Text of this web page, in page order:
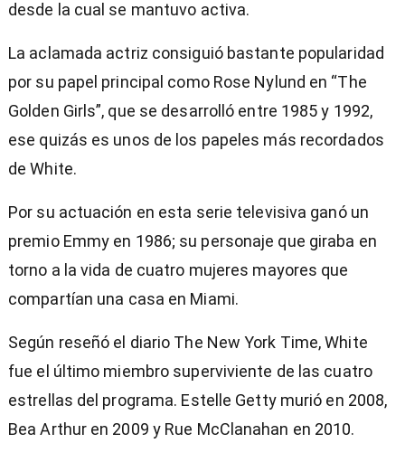
desde la cual se mantuvo activa.
La aclamada actriz consiguió bastante popularidad
por su papel principal como Rose Nylund en “The
Golden Girls”, que se desarrolló entre 1985 y 1992,
ese quizás es unos de los papeles más recordados
de White.
Por su actuación en esta serie televisiva ganó un
premio Emmy en 1986; su personaje que giraba en
torno a la vida de cuatro mujeres mayores que
compartían una casa en Miami.
Según reseñó el diario The New York Time, White
fue el último miembro superviviente de las cuatro
estrellas del programa. Estelle Getty murió en 2008,
Bea Arthur en 2009 y Rue McClanahan en 2010.